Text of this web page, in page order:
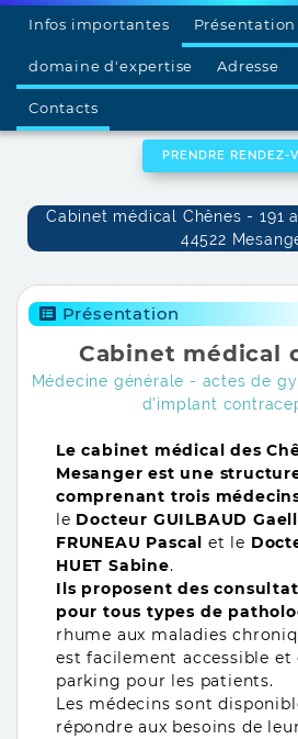
Infos importantes Présentation
domaine d'expertise Adresse
Contacts
PRENDRE RENDEZ-
Cabinet médical Chênes - 191
44522
Présentation
Cabinet médical
Médecine générale - actes de
d'implant
Le cabinet médical des
Mesanger est une
comprenant trois
le Docteur GUILBAUD
FRUNEAU Pascal et le
HUET Sabine.
Ils proposent des
pour tous types de
rhume aux maladies
est facilement accessible et
parking pour les patients.
Les médecins sont
répondre aux besoins de